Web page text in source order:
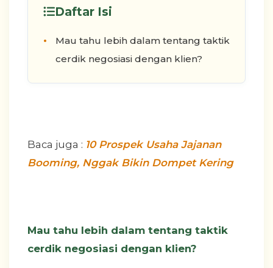
Daftar Isi
Mau tahu lebih dalam tentang taktik
cerdik negosiasi dengan klien?
Baca juga : 10 Prospek Usaha Jajanan
Booming, Nggak Bikin Dompet Kering
Mau tahu lebih dalam tentang taktik
cerdik negosiasi dengan klien?